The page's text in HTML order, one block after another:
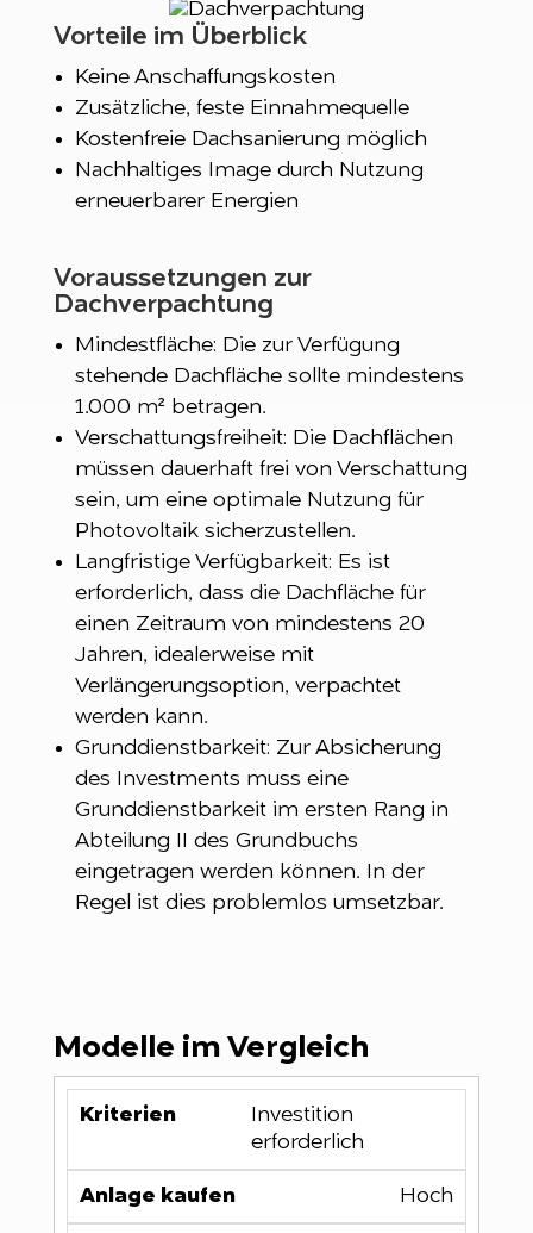
Vorteile im Überblick
Keine Anschaffungskosten
Zusätzliche, feste Einnahmequelle
Kostenfreie Dachsanierung möglich
Nachhaltiges Image durch Nutzung
erneuerbarer Energien
Voraussetzungen zur
Dachverpachtung
Mindestfläche: Die zur Verfügung
stehende Dachfläche sollte mindestens
1.000 m² betragen.
Verschattungsfreiheit: Die Dachflächen
müssen dauerhaft frei von Verschattung
sein, um eine optimale Nutzung für
Photovoltaik sicherzustellen.
Langfristige Verfügbarkeit: Es ist
erforderlich, dass die Dachfläche für
einen Zeitraum von mindestens 20
Jahren, idealerweise mit
Verlängerungsoption, verpachtet
werden kann.
Grunddienstbarkeit: Zur Absicherung
des Investments muss eine
Grunddienstbarkeit im ersten Rang in
Abteilung II des Grundbuchs
eingetragen werden können. In der
Regel ist dies problemlos umsetzbar.
Modelle im Vergleich
Investition
erforderlich
Hoch